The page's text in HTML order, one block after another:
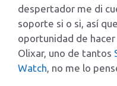
despertador me di
soporte si o si, así
oportunidad de
Olixar, uno de tantos
Watch , no me lo